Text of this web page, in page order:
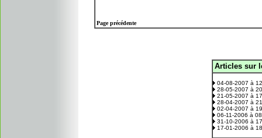
Page précédente
Articles sur
04-08-2007 à
28-05-2007 à
21-05-2007 à
28-04-2007 à
02-04-2007 à
06-11-2006 à
31-10-2006 à
17-01-2006 à